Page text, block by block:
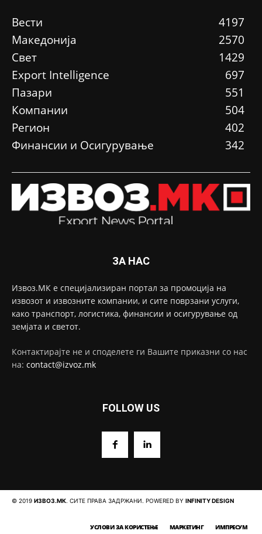
Вести
4197
Македонија
2570
Свет
1429
Еxport Intelligence
697
Пазари
551
Компании
504
Регион
402
Финансии и Осигурување
342
ЗА НАС
Извоз.МК е специјализиран портал за промоција на
извозот и извозните компании, и сите поврзани услуги,
како транспорт, логистика, финансии и осигурување од
земјата и светот.
Контактирајте не и споделете ги Вашите приказни со нас
на: contact@izvoz.mk
FOLLOW US
© 2019 ИЗВОЗ.МК. СИТЕ ПРАВА ЗАДРЖАНИ. POWERED BY INFINITY DESIGN
УСЛОВИ ЗА КОРИСТЕЊЕ МАРКЕТИНГ ИМПРЕСУМ